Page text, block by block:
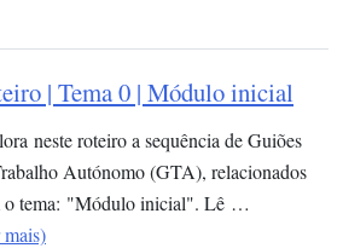
| Tema 0 | Módulo inicial
neste roteiro a sequência de Guiões
Autónomo (GTA), relacionados
o tema: "Módulo inicial". Lê …